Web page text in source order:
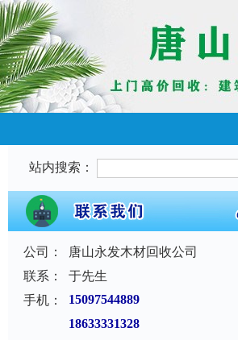
站内搜索：
公司：
唐山永发木材回收公司
联系：
于先生
手机：
15097544889
18633331328